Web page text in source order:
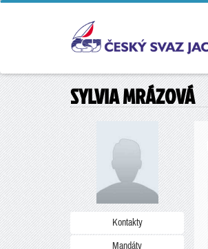
SYLVIA MRÁZOVÁ
Kontakty
Mandáty